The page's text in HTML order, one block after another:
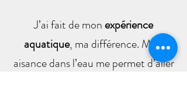
J’ai fait de mon expérience
aquatique, ma différence. Mon
aisance dans l’eau me permet d’aller